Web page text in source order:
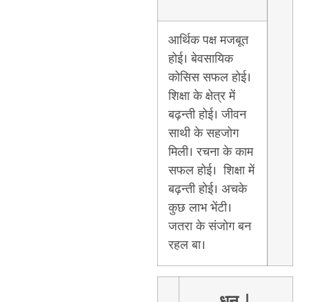
आर्थिक पक्ष मजबूत
होई। बेवसायिक
कोसिस सफल होई।
शिक्षा के क्षेत्र में
बढ़न्ती होई। जीवन
साथी के सहजोग
मिली। रचना के काम
सफल होई। शिक्षा में
बढ़न्ती होई। अचके
कुछ लाभ भेंटी।
जतरा के संजोग बन
रहल बा।